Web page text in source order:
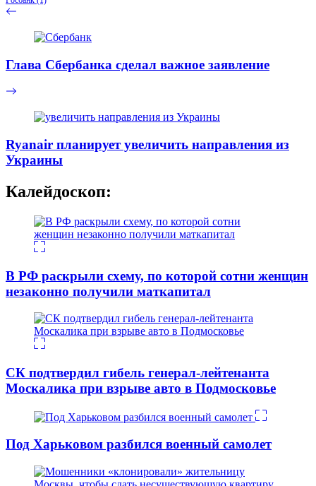
Глава Сбербанка сделал важное заявление
Ryanair планирует увеличить направления из
Украины
Калейдоскоп:
В РФ раскрыли схему, по которой сотни женщин
незаконно получили маткапитал
СК подтвердил гибель генерал-лейтенанта
Москалика при взрыве авто в Подмосковье
Под Харьковом разбился военный самолет